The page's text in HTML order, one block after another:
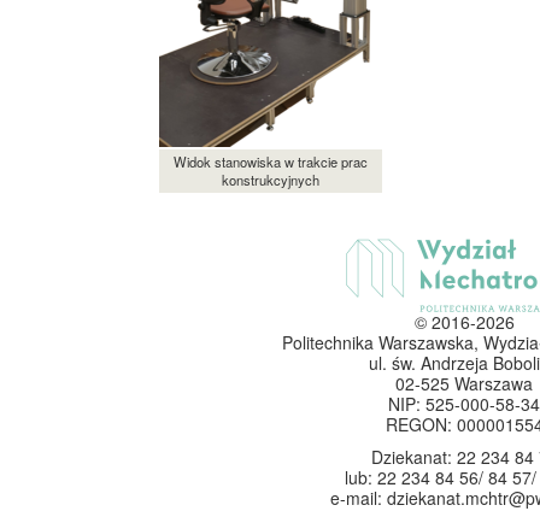
Widok stanowiska w trakcie prac
konstrukcyjnych
© 2016-2026
Politechnika Warszawska,
ul. św. Andrzeja
02-525 Warszawa
NIP: 525-000-58-34
REGON:
Dziekanat: 22 234 84
lub: 22 234 84 56/ 84
e-mail: